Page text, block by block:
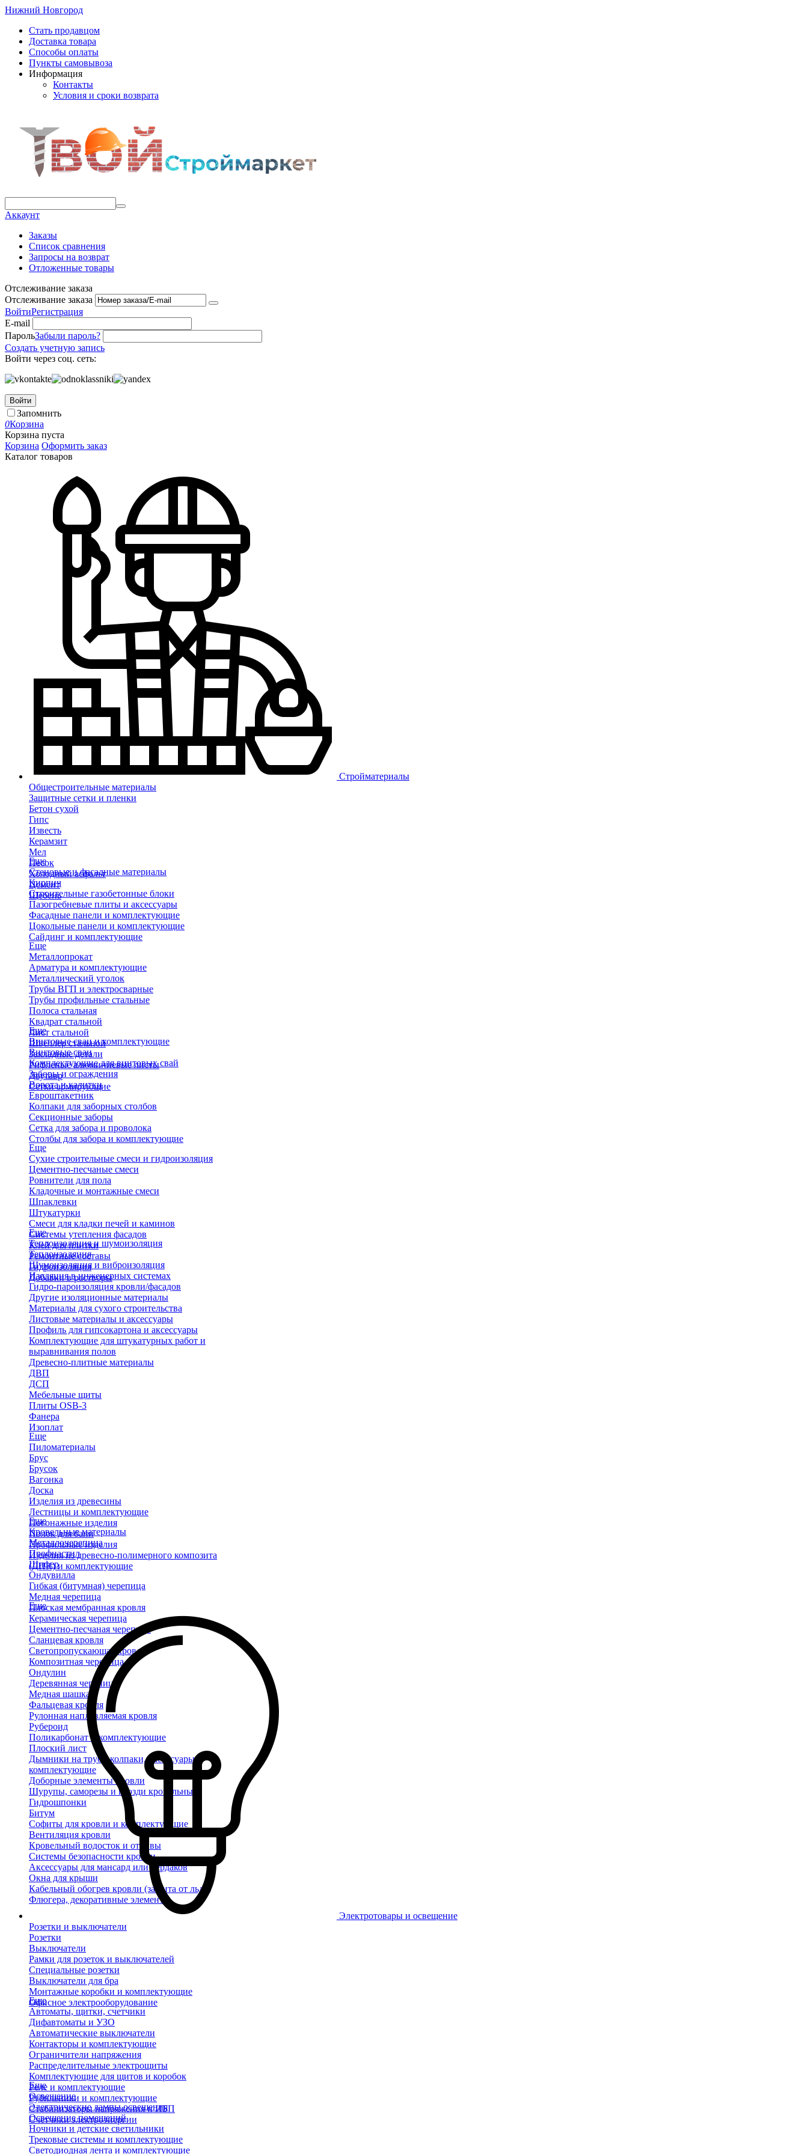
Нижний Новгород
Стать продавцом
Доставка товара
Способы оплаты
Пункты самовывоза
Информация
Контакты
Условия и сроки возврата
Аккаунт
Заказы
Список сравнения
Запросы на возврат
Отложенные товары
Отслеживание заказа
Отслеживание заказа
ВойтиРегистрация
E-mail
ПарольЗабыли пароль?
Создать учетную запись
Войти через соц. сеть:
Войти
Запомнить
0Корзина
Корзина пуста
Корзина Оформить заказ
Каталог товаров
Стройматериалы
Общестроительные материалы
Защитные сетки и пленки
Бетон сухой
Гипс
Известь
Керамзит
Мел
Песок
Холодный асфальт
Цемент
Щебень
Еще
Стеновые и фасадные материалы
Кирпич
Строительные газобетонные блоки
Пазогребневые плиты и аксессуары
Фасадные панели и комплектующие
Цокольные панели и комплектующие
Сайдинг и комплектующие
Еще
Металлопрокат
Арматура и комплектующие
Металлический уголок
Трубы ВГП и электросварные
Трубы профильные стальные
Полоса стальная
Квадрат стальной
Лист стальной
Швеллер стальной
Закладные детали
Рифленые алюминиевые листы
Двутавр
Сетки армирующие
Еще
Винтовые сваи и комплектующие
Винтовые сваи
Комплектующие для винтовых свай
Заборы и ограждения
Ворота и калитки
Евроштакетник
Колпаки для заборных столбов
Секционные заборы
Сетка для забора и проволока
Столбы для забора и комплектующие
Еще
Сухие строительные смеси и гидроизоляция
Цементно-песчаные смеси
Ровнители для пола
Кладочные и монтажные смеси
Шпаклевки
Штукатурки
Смеси для кладки печей и каминов
Системы утепления фасадов
Клей для плитки
Ремонтные составы
Гидроизоляция
Добавки в растворы
Еще
Теплоизоляция и шумоизоляция
Теплоизоляция
Шумоизоляция и виброизоляция
Изоляция в инженерных системах
Гидро-пароизоляция кровли/фасадов
Другие изоляционные материалы
Материалы для сухого строительства
Листовые материалы и аксессуары
Профиль для гипсокартона и аксессуары
Комплектующие для штукатурных работ и
выравнивания полов
Древесно-плитные материалы
ДВП
ДСП
Мебельные щиты
Плиты OSB-3
Фанера
Изоплат
Еще
Пиломатериалы
Брус
Брусок
Вагонка
Доска
Изделия из древесины
Лестницы и комплектующие
Погонажные изделия
Полок для бани
Профильные изделия
Изделия из древесно-полимерного композита
(ДПК) и комплектующие
Еще
Кровельные материалы
Металлочерепица
Профнастил
Шифер
Ондувилла
Гибкая (битумная) черепица
Медная черепица
Плоская мембранная кровля
Керамическая черепица
Цементно-песчаная черепица
Сланцевая кровля
Светопропускающая кровля
Композитная черепица
Ондулин
Деревянная черепица
Медная шашка
Фальцевая кровля
Рулонная наплавляемая кровля
Рубероид
Поликарбонат и комплектующие
Плоский лист
Дымники на трубу, колпаки, аксессуары и
комплектующие
Доборные элементы кровли
Шурупы, саморезы и гвозди кровельные
Гидрошпонки
Битум
Софиты для кровли и комплектующие
Вентиляция кровли
Кровельный водосток и отливы
Системы безопасности кровли
Аксессуары для мансард или чердаков
Окна для крыши
Кабельный обогрев кровли (защита от льда)
Флюгера, декоративные элементы
Еще
Электротовары и освещение
Розетки и выключатели
Розетки
Выключатели
Рамки для розеток и выключателей
Специальные розетки
Выключатели для бра
Монтажные коробки и комплектующие
Офисное электрооборудование
Еще
Автоматы, щитки, счетчики
Дифавтоматы и УЗО
Автоматические выключатели
Контакторы и комплектующие
Ограничители напряжения
Распределительные электрощиты
Комплектующие для щитов и коробок
Реле и комплектующие
Рубильники и комплектующие
Стабилизаторы напряжения и ИБП
Счетчики электроэнергии
Еще
Освещение
Электрические лампы освещения
Освещение помещений
Ночники и детские светильники
Трековые системы и комплектующие
Светодиодная лента и комплектующие